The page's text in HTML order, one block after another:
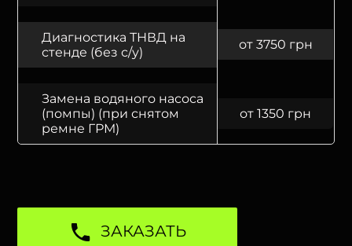
Диагностика ТНВД на
стенде (без с/у)
от 3750 грн
Замена водяного насоса
(помпы) (при снятом
ремне ГРМ)
от 1350 грн
ЗАКАЗАТЬ